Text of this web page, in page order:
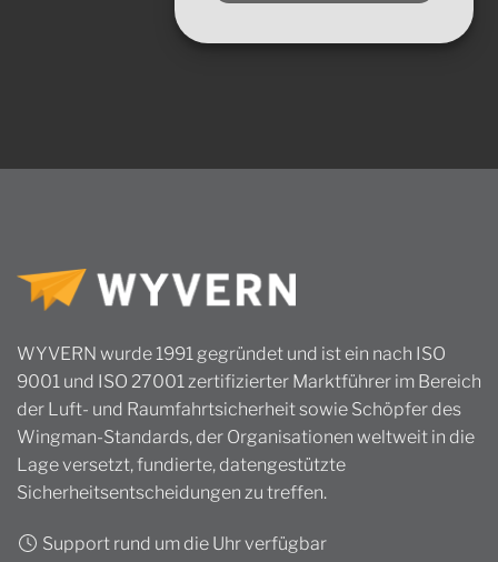
WYVERN wurde 1991 gegründet und ist ein nach ISO
9001 und ISO 27001 zertifizierter Marktführer im Bereich
der Luft- und Raumfahrtsicherheit sowie Schöpfer des
Wingman-Standards, der Organisationen weltweit in die
Lage versetzt, fundierte, datengestützte
Sicherheitsentscheidungen zu treffen.
Support rund um die Uhr verfügbar